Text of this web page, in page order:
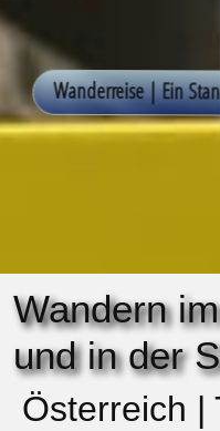
Wandern
und in der
Österreich |